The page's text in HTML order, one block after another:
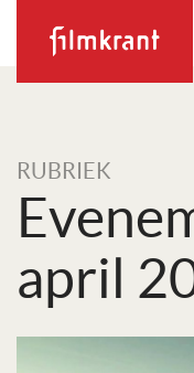
RUBRIEK
april